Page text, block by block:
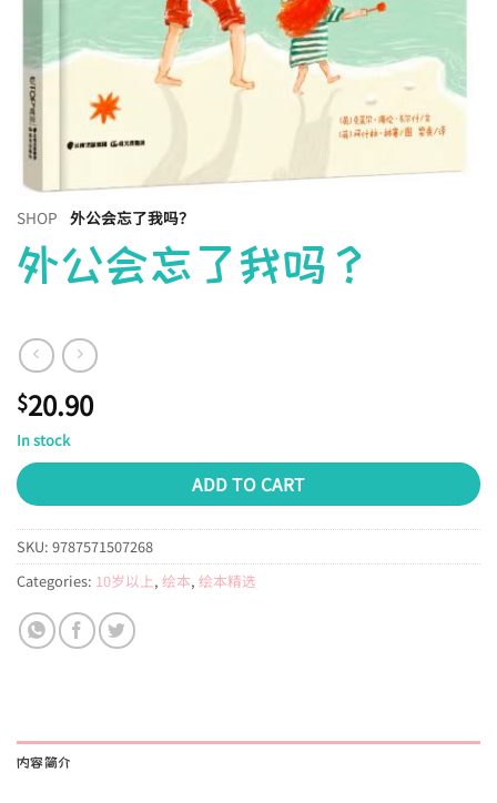
SHOP 外公会忘了我吗？
外公会忘了我吗？
$20.90
In stock
ADD TO CART
SKU: 9787571507268
Categories: 10岁以上, 绘本, 绘本精选
内容简介